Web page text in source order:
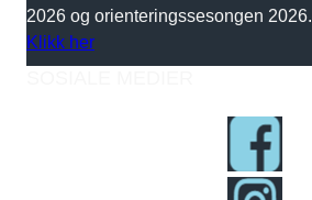
2026 og orienteringssesongen 2026.
Klikk her